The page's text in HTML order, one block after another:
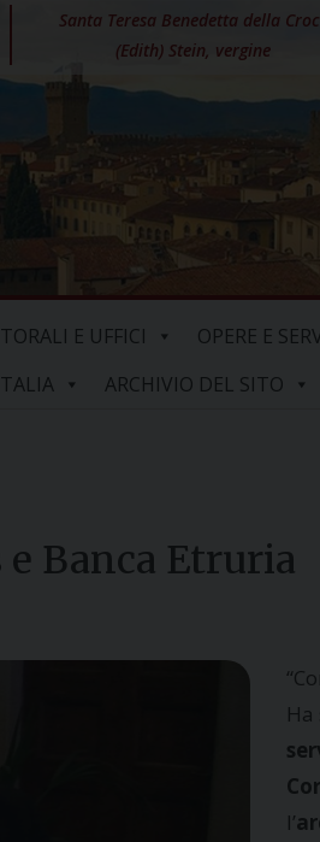
Santa Teresa Benedetta della
(Edith) Stein, vergine
E UFFICI OPERE E
ARCHIVIO DEL SITO
Banca Etruria
l’